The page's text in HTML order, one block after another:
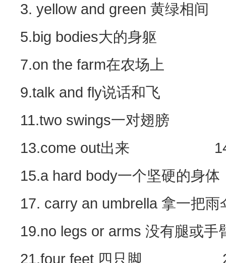
3. yellow and green 黄绿相
5.big bodies大的身躯
7.on the farm在农场上
9.talk and fly说话和飞
11.two swings一对翅膀
13.come out出来
15.a hard body一个坚硬的
17. carry an umbrella 拿一
19.no legs or arms 没有腿
21.four feet 四只脚